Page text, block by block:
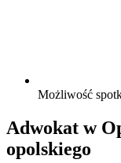
Możliwość
Adwokat w
opolskiego